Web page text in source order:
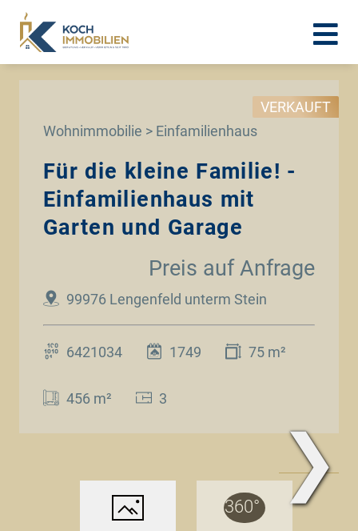
Wohnimmobilie > Einfamilienhaus
VERKAUFT
Für die kleine Familie! -
Einfamilienhaus mit
Garten und Garage
99976 Lengenfeld unterm Stein
Preis auf Anfrage
6421034 1749 75 m²
456 m² 3
❯